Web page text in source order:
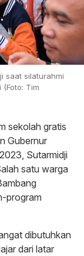
saat silaturahmi
Tim
sekolah gratis
Gubernur
Sutarmidji
satu warga
program
dibutuhkan
dari latar